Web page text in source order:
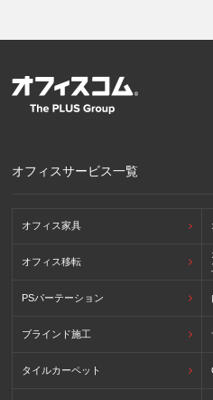
外国における個人情報の保護に
ご確認下さい。
オフィスサービス一覧
オフィス家具
オフィス移転
PSパーテーション
ブラインド施工
タイルカーペット